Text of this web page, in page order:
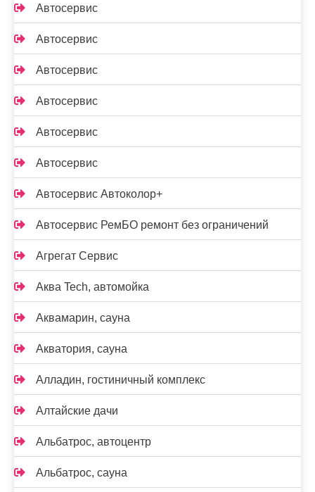
Автосервис
Автосервис
Автосервис
Автосервис
Автосервис
Автосервис
Автосервис Автоколор+
Автосервис РемБО ремонт без ограничений
Агрегат Сервис
Аква Tech, автомойка
Аквамарин, сауна
Акватория, сауна
Алладин, гостиничный комплекс
Алтайские дачи
Альбатрос, автоцентр
Альбатрос, сауна